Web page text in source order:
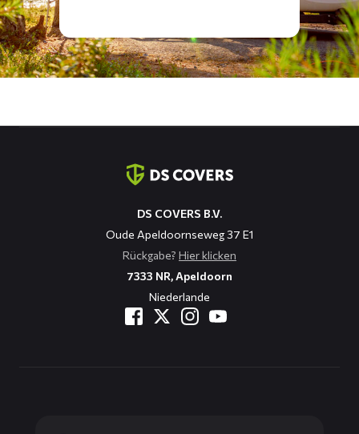
DS COVERS B.V.
Oude Apeldoornseweg 37 E1
Rückgabe? Hier klicken
7333 NR, Apeldoorn
Niederlande